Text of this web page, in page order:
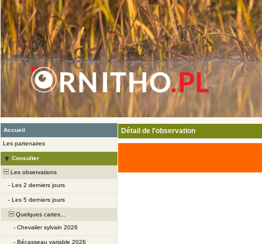
Accueil
Les partenaires
Consulter
Les observations
- Les 2 derniers jours
- Les 5 derniers jours
Quelques cartes...
- Chevalier sylvain 2026
- Bécasseau variable 2026
Détail de l'observation